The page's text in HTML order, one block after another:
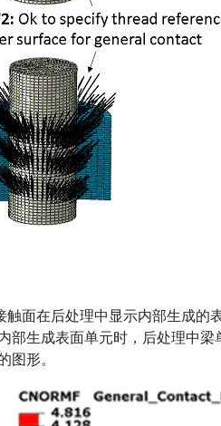
面在后处理中显示内部生成的
生成表面单元时，后处理中
形。